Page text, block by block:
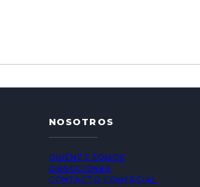
NOSOTROS
QUIÉNES SOMOS
DIRECCIONES
CONTACTO COMERCIAL